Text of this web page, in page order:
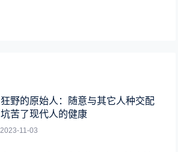
狂野的原始人：随意与其它人种交配
坑苦了现代人的健康
2023-11-03